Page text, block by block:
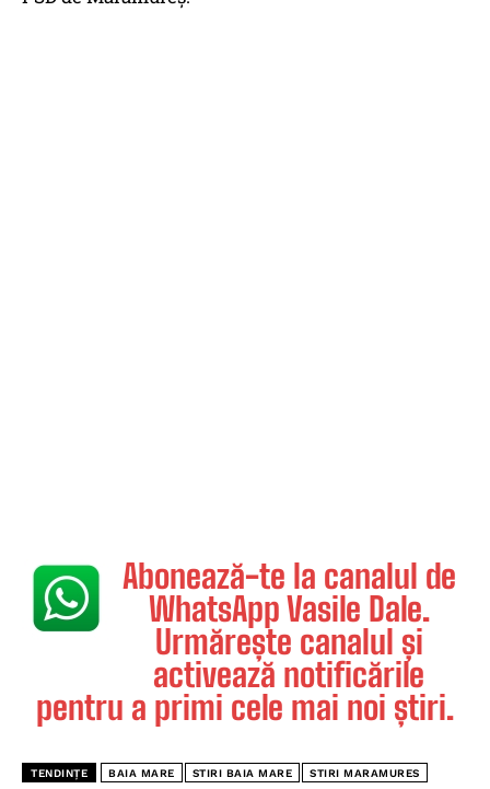
Abonează-te la canalul de
WhatsApp Vasile Dale.
Urmărește canalul și
activează notificările
pentru a primi cele mai noi știri.
TENDINȚE BAIA MARE STIRI BAIA MARE STIRI MARAMURES